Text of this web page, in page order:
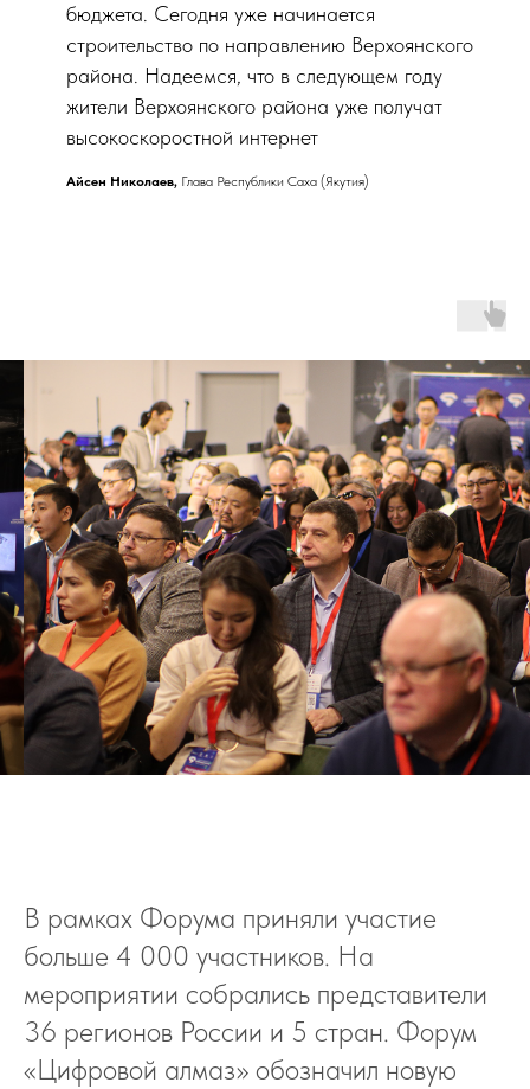
бюджета. Сегодня уже начинается
строительство по направлению Верхоянского
района. Надеемся, что в следующем году
жители Верхоянского района уже получат
высокоскоростной интернет
Айсен Николаев, Глава Республики Саха (Якутия)
В рамках Форума приняли участие
больше 4 000 участников. На
мероприятии собрались представители
36 регионов России и 5 стран. Форум
«Цифровой алмаз» обозначил новую